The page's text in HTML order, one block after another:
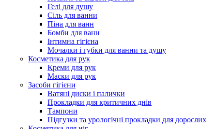
Гелі для душу
Сіль для ванни
Піна для ванн
Бомби для ванн
Інтимна гігієна
Мочалки і губки для ванни та душу
Косметика для рук
Креми для рук
Маски для рук
Засоби гігієни
Ватяні диски і палички
Прокладки для критичних днів
Тампони
Підгузки та урологічні прокладки для дорослих